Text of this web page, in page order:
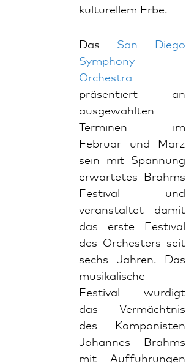
kulturellem Erbe.
Das San Diego
Symphony
Orchestra
präsentiert an
ausgewählten
Terminen im
Februar und März
sein mit Spannung
erwartetes Brahms
Festival und
veranstaltet damit
das erste Festival
des Orchesters seit
sechs Jahren. Das
musikalische
Festival würdigt
das Vermächtnis
des Komponisten
Johannes Brahms
mit Aufführungen